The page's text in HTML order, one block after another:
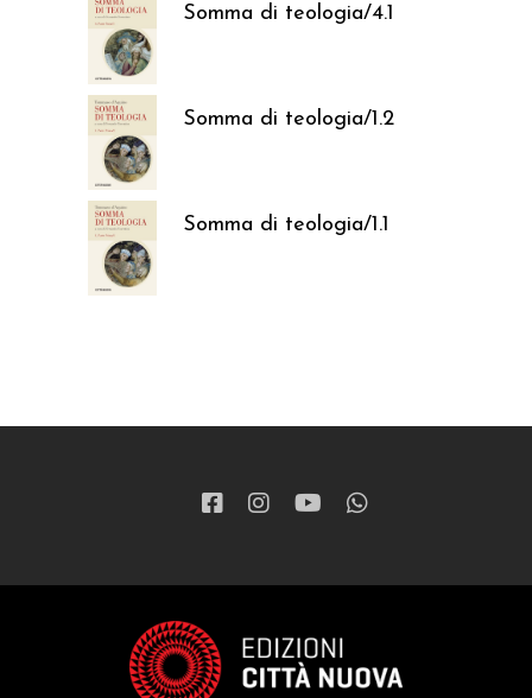
Somma di teologia/4.1
37,05€
Somma di teologia/1.2
37,05€
Somma di teologia/1.1
37,05€